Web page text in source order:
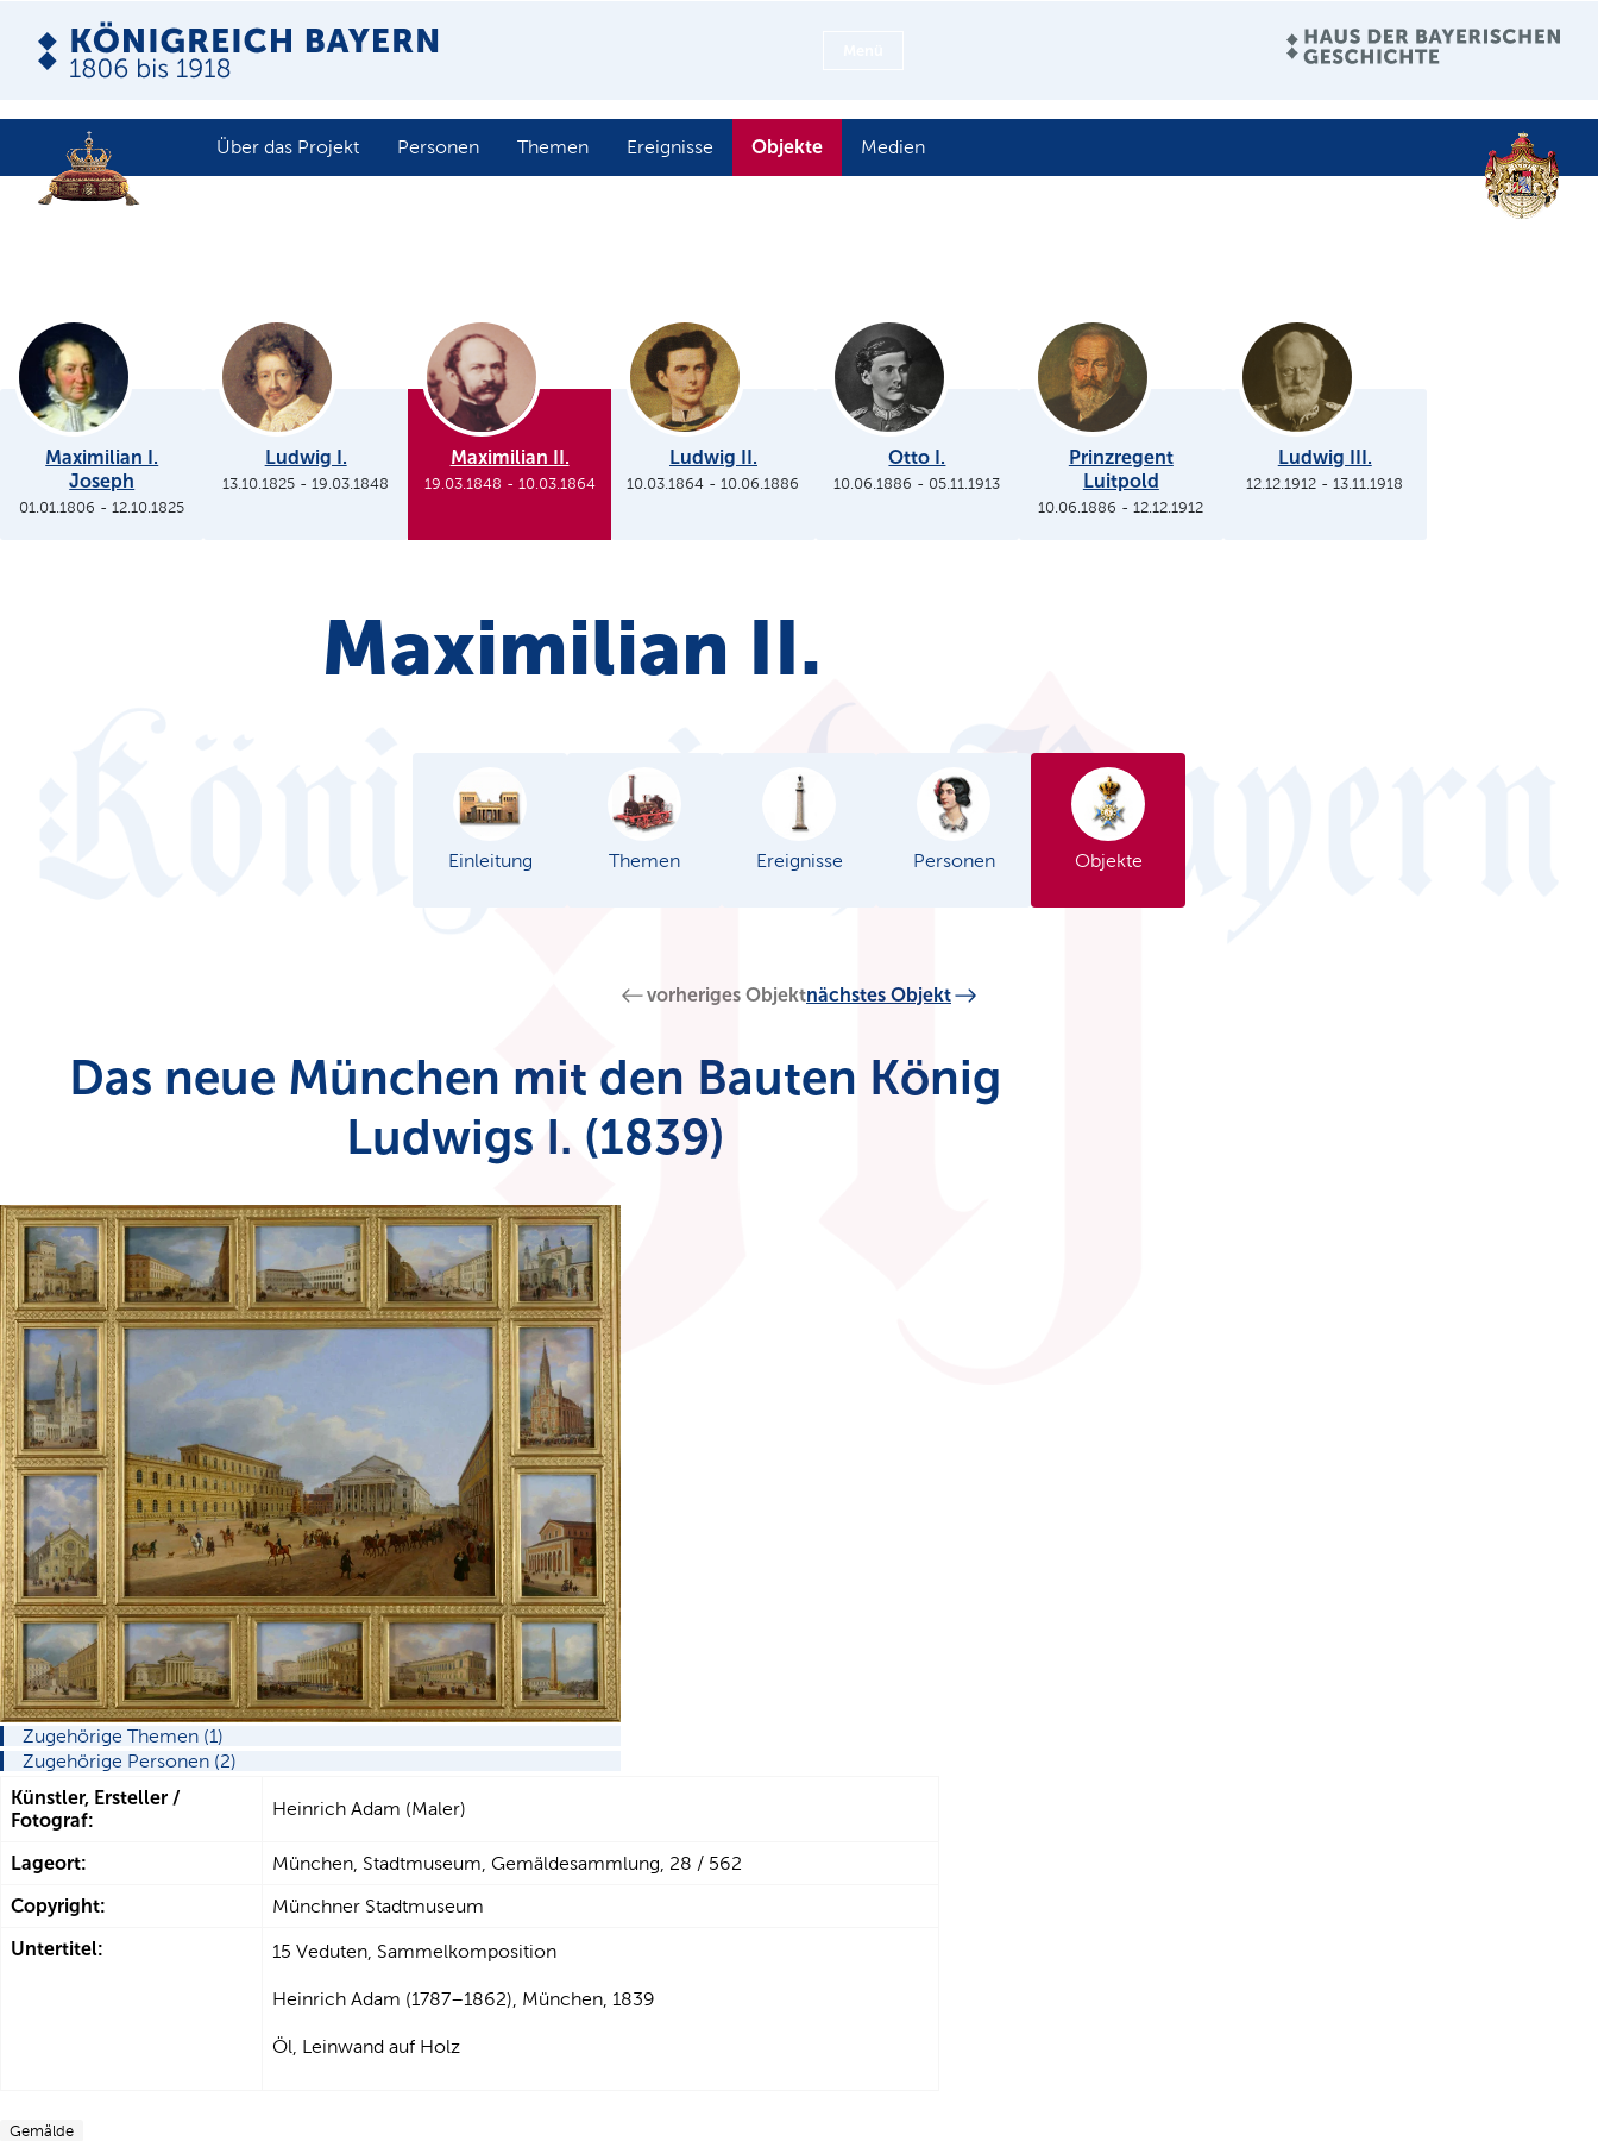
Über das Projekt Personen Themen Ereignisse Objekte Medien
Maximilian I.
Joseph
01.01.1806 -12.10.1825
Ludwig I.
13.10.1825 -19.03.1848
Maximilian II.
19.03.1848 - 10.03.1864
Ludwig II.
10.03.1864 -10.06.1886
Otto I.
10.06.1886 - 05.11.1913
Prinzregent
Luitpold
10.06.1886 -12.12.1912
Ludwig III.
12.12.1912 -13.11.1918
Maximilian II.
Einleitung Themen Ereignisse Personen Objekte
vorheriges Objektnächstes Objekt
Das neue München mit den Bauten König
Ludwigs I. (1839)
Zugehörige Themen (1)
Zugehörige Personen (2)
Künstler, Ersteller /
Fotograf:
Heinrich Adam (Maler)
Lageort: München, Stadtmuseum, Gemäldesammlung, 28 / 562
Copyright: Münchner Stadtmuseum
Untertitel: 15 Veduten, Sammelkomposition
Heinrich Adam (1787–1862), München, 1839
Öl, Leinwand auf Holz
Gemälde